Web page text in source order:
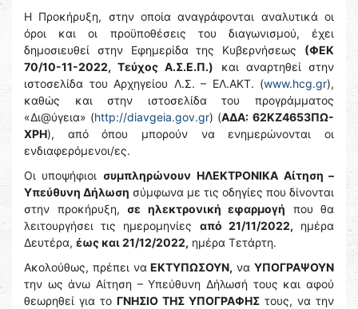
Η Προκήρυξη, στην οποία αναγράφονται αναλυτικά οι
όροι και οι προϋποθέσεις του διαγωνισμού, έχει
δημοσιευθεί στην Εφημερίδα της Κυβερνήσεως (ΦΕΚ
70/10-11-2022, Τεύχος Α.Σ.Ε.Π.) και αναρτηθεί στην
ιστοσελίδα του Αρχηγείου Λ.Σ. – ΕΛ.ΑΚΤ. (www.hcg.gr),
καθώς και στην ιστοσελίδα του προγράμματος
«Δι@ύγεια» (http://diavgeia.gov.gr) (ΑΔΑ: 62ΚΖ4653ΠΩ-
ΧΡΗ), από όπου μπορούν να ενημερώνονται οι
ενδιαφερόμενοι/ες.
Οι υποψήφιοι συμπληρώνουν ΗΛΕΚΤΡΟΝΙΚΑ Αίτηση –
Υπεύθυνη Δήλωση σύμφωνα με τις οδηγίες που δίνονται
στην προκήρυξη, σε ηλεκτρονική εφαρμογή που θα
λειτουργήσει τις ημερομηνίες από 21/11/2022, ημέρα
Δευτέρα, έως και 21/12/2022, ημέρα Τετάρτη.
Ακολούθως, πρέπει ναΕΚΤΥΠΩΣΟΥΝ, ναΥΠΟΓΡΑΨΟΥΝ
την ως άνω Αίτηση – Υπεύθυνη Δήλωσή τους και αφού
θεωρηθεί για το ΓΝΗΣΙΟ ΤΗΣ ΥΠΟΓΡΑΦΗΣ τους, να την